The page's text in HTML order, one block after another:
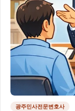
광주민사전문변호사